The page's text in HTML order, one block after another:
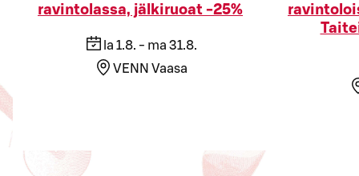
ravintolassa, jälkiruoat -25%
la 1.8. - ma 31.8.
VENN Vaasa